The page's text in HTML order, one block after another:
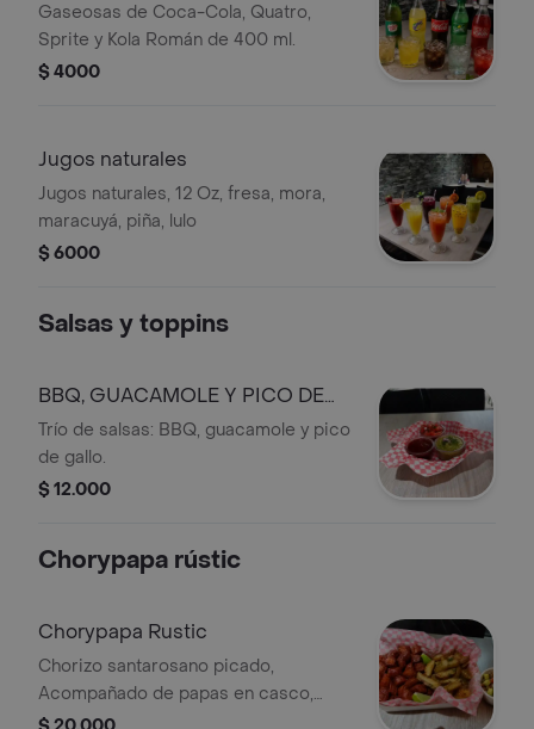
Gaseosas de Coca-Cola, Quatro,
Sprite y Kola Román de 400 ml.
$ 4000
Jugos naturales
Jugos naturales, 12 Oz, fresa, mora,
maracuyá, piña, lulo
$ 6000
Salsas y toppins
BBQ, GUACAMOLE Y PICO DE
GALLO
Trío de salsas: BBQ, guacamole y pico
de gallo.
$ 12.000
Chorypapa rústic
Chorypapa Rustic
Chorizo santarosano picado,
Acompañado de papas en casco,
pico de gallo con trocitos de